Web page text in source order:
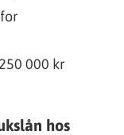
000 kr
hos